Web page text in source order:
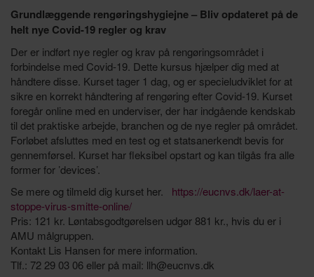
Grundlæggende rengøringshygiejne – Bliv opdateret på de
helt nye Covid-19 regler og krav
Der er indført nye regler og krav på rengøringsområdet i
forbindelse med Covid-19. Dette kursus hjælper dig med at
håndtere disse. Kurset tager 1 dag, og er specieludviklet for at
sikre en korrekt håndtering af rengøring efter Covid-19. Kurset
foregår online med en underviser, der har indgående kendskab
til det praktiske arbejde, branchen og de nye regler på området.
Forløbet afsluttes med en test og et statsanerkendt bevis for
gennemførsel. Kurset har fleksibel opstart og kan tilgås fra alle
former for ’devices’.
Se mere og tilmeld dig kurset her. https://eucnvs.dk/laer-at-
stoppe-virus-smitte-online/
Pris: 121 kr. Løntabsgodtgørelsen udgør 881 kr., hvis du er i
AMU målgruppen.
Kontakt Lis Hansen for mere information.
Tlf.: 72 29 03 06 eller på mail: llh@eucnvs.dk